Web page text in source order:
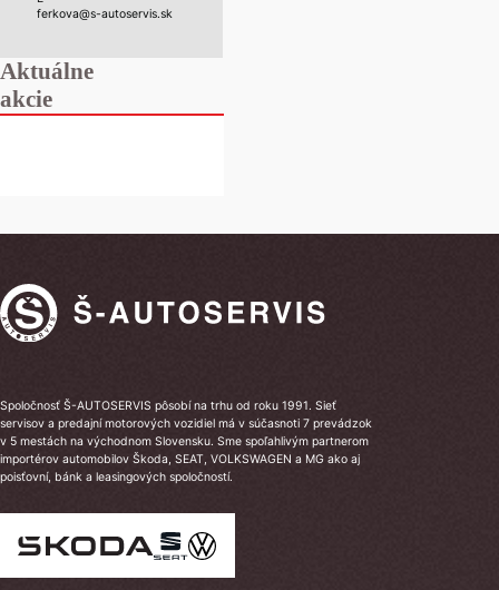
ferkova@s-autoservis.sk
Aktuálne
akcie
Spoločnosť Š-AUTOSERVIS pôsobí na trhu od roku 1991. Sieť
servisov a predajní motorových vozidiel má v súčasnoti 7 prevádzok
v 5 mestách na východnom Slovensku. Sme spoľahlivým partnerom
importérov automobilov Škoda, SEAT, VOLKSWAGEN a MG ako aj
poisťovní, bánk a leasingových spoločností.